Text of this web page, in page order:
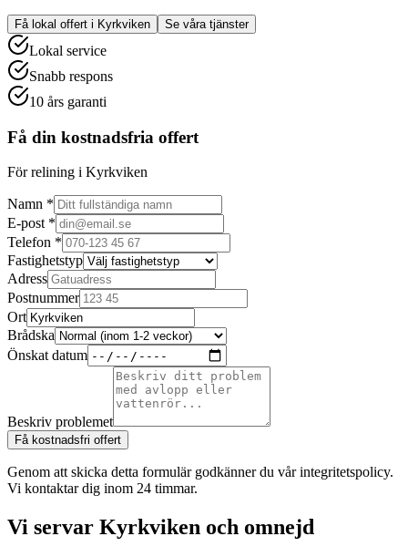
Få lokal offert i Kyrkviken Se våra tjänster
Lokal service
Snabb respons
10 års garanti
Få din kostnadsfria offert
För relining i Kyrkviken
Namn *
E-post *
Telefon *
Fastighetstyp
Adress
Postnummer
Ort
Brådska
Önskat datum
Beskriv problemet
Få kostnadsfri offert
Genom att skicka detta formulär godkänner du vår integritetspolicy.
Vi kontaktar dig inom 24 timmar.
Vi servar Kyrkviken och omnejd